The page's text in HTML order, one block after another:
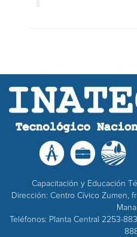
Capacitación y Educación
Dirección: Centro Cívico Zumen,
Teléfonos: Planta Central 2253-